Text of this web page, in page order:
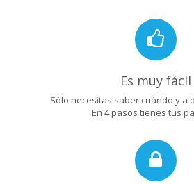
Es muy fácil
Sólo necesitas saber cuándo y a
En 4 pasos tienes tus